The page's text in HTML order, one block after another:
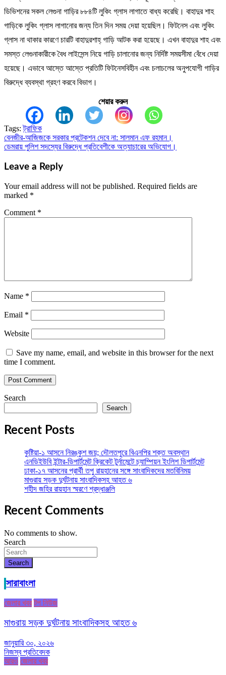
ডিভিশনের সকল লেগুনা গাড়ির ৮৮৪টি লুকিং গ্লাস লাগাতে বাধ্য করেছি। বাহাদুর শাহ
গাড়িকে লুকিং গ্লাস লাগানোর জন্য তিন দিন সময় দেয়া হয়েছিল। ফিটনেস এবং লুকিং
গ্লাস না থাকার কারণে চারটি বাহাদুরশাহ্ গাড়ি আটক করা হয়েছে। এখন বাহাদুর শাহ এবং
সমস্ত লেগুনাকারীকে বৈধ লাইসেন্স নিয়ে গাড়ি চালানোর জন্য নির্দিষ্ট সময়সীমা বেঁধে দেয়া
হয়েছে। এভাবে আস্তে আস্তে প্রতিটি ফিটনেসবিহীন এবং চলাচলের অনুপযোগী গাড়ির
বিরুদ্ধে ব্যবস্থা গ্রহণ করবে বিভাগ।
শেয়ার করুন
Tags: ট্রাফিক
Post
navigation
বেনজীর-আজিজকে সরকার প্রটেকশন দেবে না: সালমান এফ রহমান।
ডেমরায় পুলিশ সদস্যের বিরুদ্ধে প্রতিবেশীকে অত্যাচারের অভিযোগ।
Leave a Reply
Your email address will not be published. Required fields are
marked *
Comment *
Name *
Email *
Website
Save my name, email, and website in this browser for the next
time I comment.
Search
Search
Recent Posts
কুষ্টিয়া-১ আসনে নিরঙ্কুশ জয়; দৌলতপুরে বিএনপির শক্ত অবস্থান
এনডিইউবি ইন্টার-ডিপার্টমেন্ট ক্রিকেট টুর্নামেন্টে চ্যাম্পিয়ন ইংলিশ ডিপার্টমেন্ট
ঢাকা-১৭ আসনের প্রার্থী তপু রায়হানের সঙ্গে সাংবাদিকদের মতবিনিময়
মাগুরায় সড়ক দুর্ঘটনায় সাংবাদিকসহ আহত ৬
শহীদ জহির রায়হান স্মরণে শ্রদ্ধাঞ্জলি
Recent Comments
No comments to show.
Search
Search
সারাবাংলা
জেলার খবর টপ নিউজ
মাগুরায় সড়ক দুর্ঘটনায় সাংবাদিকসহ আহত ৬
জানুয়ারি ৩০, ২০২৬
নিজস্ব প্রতিবেদক
আরও জেলার খবর